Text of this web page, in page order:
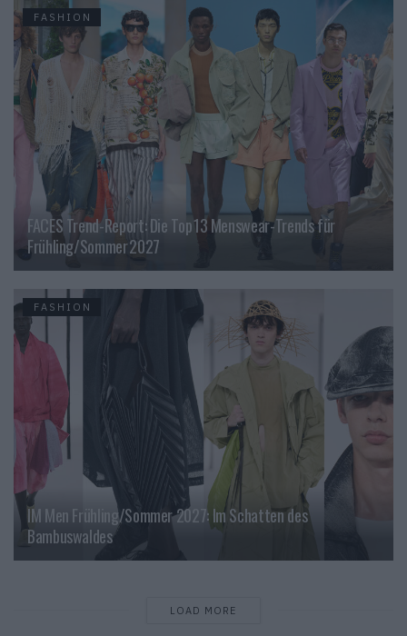
FASHION
FACES Trend-Report: Die Top 13 Menswear-Trends für
Frühling/Sommer 2027
FASHION
IM Men Frühling/Sommer 2027: Im Schatten des
Bambuswaldes
LOAD MORE